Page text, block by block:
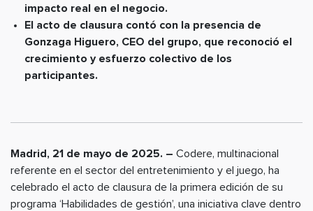
impacto real en el negocio.
El acto de clausura contó con la presencia de
Gonzaga Higuero, CEO del grupo, que reconoció el
crecimiento y esfuerzo colectivo de los
participantes.
Madrid, 21 de mayo de 2025. – Codere, multinacional
referente en el sector del entretenimiento y el juego, ha
celebrado el acto de clausura de la primera edición de su
programa ‘Habilidades de gestión’, una iniciativa clave dentro